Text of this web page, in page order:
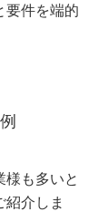
要件を端的
様も多いと
介しま